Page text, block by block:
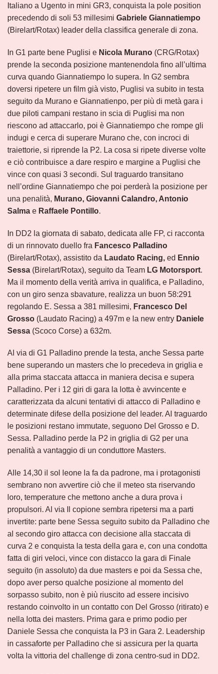
Italiano a Ugento in mini GR3, conquista la pole position
precedendo di soli 53 millesimi Gabriele Giannatiempo
(Birelart/Rotax) leader della classifica generale di zona.
In G1 parte bene Puglisi e Nicola Murano (CRG/Rotax)
prende la seconda posizione mantenendola fino all’ultima
curva quando Giannatiempo lo supera. In G2 sembra
doversi ripetere un film già visto, Puglisi va subito in testa
seguito da Murano e Giannatienpo, per più di metà gara i
due piloti campani restano in scia di Puglisi ma non
riescono ad attaccarlo, poi è Giannatiempo che rompe gli
indugi e cerca di superare Murano che, con incroci di
traiettorie, si riprende la P2. La cosa si ripete diverse volte
e ciò contribuisce a dare respiro e margine a Puglisi che
vince con quasi 3 secondi. Sul traguardo transitano
nell’ordine Giannatiempo che poi perderà la posizione per
una penalità, Murano, Giovanni Calandro, Antonio
Salma e Raffaele Pontillo.
In DD2 la giornata di sabato, dedicata alle FP, ci racconta
di un rinnovato duello fra Fancesco Palladino
(Birelart/Rotax), assistito da Laudato Racing, ed Ennio
Sessa (Birelart/Rotax), seguito da Team LG Motorsport.
Ma il momento della verità arriva in qualifica, e Palladino,
con un giro senza sbavature, realizza un buon 58:291
regolando E. Sessa a 381 millesimi, Francesco Del
Grosso (Laudato Racing) a 497m e la new entry Daniele
Sessa (Scoco Corse) a 632m.
Al via di G1 Palladino prende la testa, anche Sessa parte
bene superando un masters che lo precedeva in griglia e
alla prima staccata attacca in maniera decisa e supera
Palladino. Per i 12 giri di gara la lotta è avvincente e
caratterizzata da alcuni tentativi di attacco di Palladino e
determinate difese della posizione del leader. Al traguardo
le posizioni restano immutate, seguono Del Grosso e D.
Sessa. Palladino perde la P2 in griglia di G2 per una
penalità a vantaggio di un conduttore Masters.
Alle 14,30 il sol leone la fa da padrone, ma i protagonisti
sembrano non avvertire ciò che il meteo sta riservando
loro, temperature che mettono anche a dura prova i
propulsori. Al via Il copione sembra ripetersi ma a parti
invertite: parte bene Sessa seguito subito da Palladino che
al secondo giro attacca con decisione alla staccata di
curva 2 e conquista la testa della gara e, con una condotta
fatta di giri veloci, vince con distacco la gara di Finale
seguito (in assoluto) da due masters e poi da Sessa che,
dopo aver perso qualche posizione al momento del
sorpasso subito, non è più riuscito ad essere incisivo
restando coinvolto in un contatto con Del Grosso (ritirato) e
nella lotta dei masters. Prima gara e primo podio per
Daniele Sessa che conquista la P3 in Gara 2. Leadership
in cassaforte per Palladino che si assicura per la quarta
volta la vittoria del challenge di zona centro-sud in DD2.